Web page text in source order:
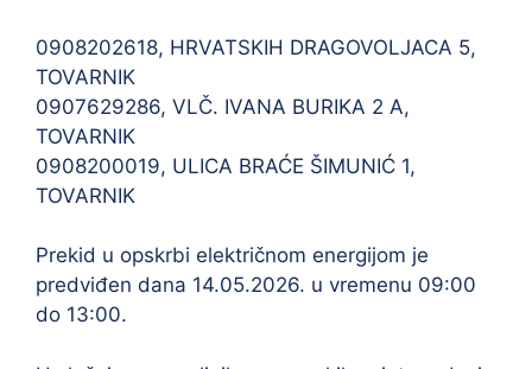
0908202618, HRVATSKIH DRAGOVOLJACA 5,
TOVARNIK
0907629286, VLČ. IVANA BURIKA 2 A,
TOVARNIK
0908200019, ULICA BRAĆE ŠIMUNIĆ 1,
TOVARNIK
Prekid u opskrbi električnom energijom je
predviđen dana 14.05.2026. u vremenu 09:00
do 13:00.